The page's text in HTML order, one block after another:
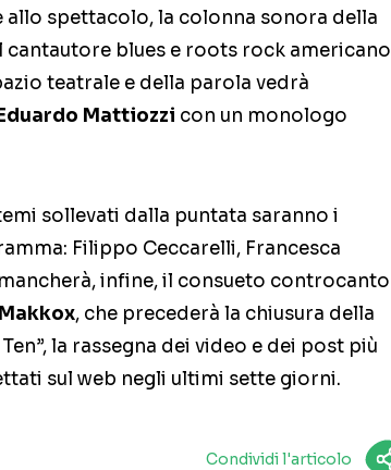
allo spettacolo, la colonna sonora della
cantautore blues e roots rock americano
teatrale e della parola vedrà
Mattiozzi con un monologo
sollevati dalla puntata saranno i
Filippo Ceccarelli, Francesca
infine, il consueto controcanto
Makkox, che precederà la chiusura della
la rassegna dei video e dei post più
sul web negli ultimi sette giorni.
Condividi l'articolo